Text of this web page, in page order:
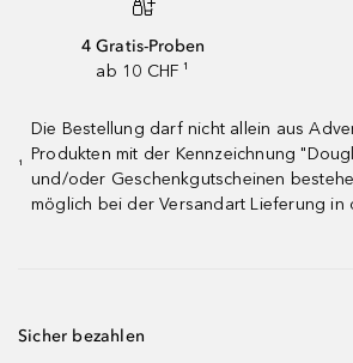
4 Gratis-Proben
ab 10 CHF ¹
¹
Die Bestellung darf nicht allein aus
Produkten mit der Kennzeichnung
und/oder Geschenkgutscheinen
möglich bei der Versandart Lieferung in
Sicher bezahlen